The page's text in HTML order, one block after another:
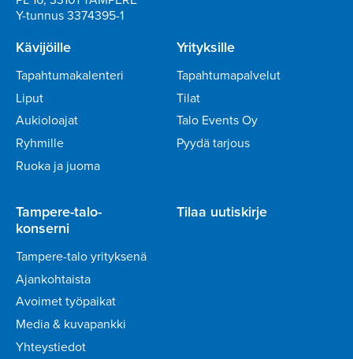
Y-tunnus 3374395-1
Kävijöille
Tapahtumakalenteri
Liput
Aukioloajat
Ryhmille
Ruoka ja juoma
Yrityksille
Tapahtumapalvelut
Tilat
Talo Events Oy
Pyydä tarjous
Tampere-talo-
konserni
Tampere-talo yrityksenä
Ajankohtaista
Avoimet työpaikat
Media & kuvapankki
Yhteystiedot
Tilaa uutiskirje